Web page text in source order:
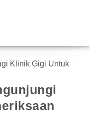
Klinik Gigi Untuk